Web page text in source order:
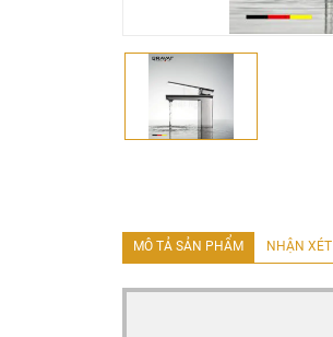
MÔ TẢ SẢN PHẨM NHẬN XÉT